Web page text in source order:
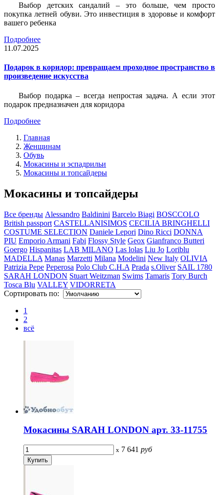
Выбор детских сандалий – это больше, чем просто
покупка летней обуви. Это инвестиция в здоровье и комфорт
вашего ребенка
Подробнее
11.07.2025
Подарок в коридор: превращаем проходное пространство в
произведение искусства
Выбор подарка – всегда непростая задача. А если этот
подарок предназначен для коридора
Подробнее
Главная
Женщинам
Обувь
Мокасины и эспадрильи
Мокасины и топсайдеры
Мокасины и топсайдеры
Все бренды Alessandro Baldinini Barcelo Biagi BOSCCOLO
British passport CASTELLANISIMOS CECILIA BRINGHELLI
COSTUME SELECTION Daniele Lepori Dino Ricci DONNA
PIU Emporio Armani Fabi Flossy Style Geox Gianfranco Butteri
Goergo Hispanitas LAB MILANO Las lolas Liu Jo Loriblu
MADELLA Manas Marzetti Milana Modelini New Italy OLIVIA
Patrizia Pepe Peperosa Polo Club C.H.A Prada s.Oliver SAIL 1780
SARAH LONDON Stuart Weitzman Swims Tamaris Tory Burch
Tosca Blu VALLEY VIDORRETA
Сортировать по:
1
2
всё
Мокасины SARAH LONDON арт. 33-11755
x 7 641 руб